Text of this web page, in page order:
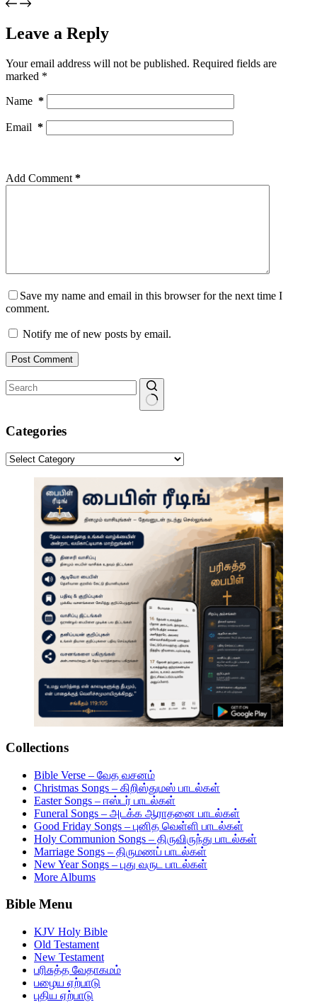
Leave a Reply
Your email address will not be published. Required fields are
marked *
Name *
Email *
Add Comment *
Save my name and email in this browser for the next time I
comment.
Notify me of new posts by email.
Post Comment
results
Categories
Categories
Collections
Bible Verse – வேத வசனம்
Christmas Songs – கிறிஸ்துமஸ் பாடல்கள்
Easter Songs – ஈஸ்டர் பாடல்கள்
Funeral Songs – அடக்க ஆராதனை பாடல்கள்
Good Friday Songs – புனித வெள்ளி பாடல்கள்
Holy Communion Songs – திருவிருந்து பாடல்கள்
Marriage Songs – திருமணப் பாடல்கள்
New Year Songs – புது வருட பாடல்கள்
More Albums
Bible Menu
KJV Holy Bible
Old Testament
New Testament
பரிசுத்த வேதாகமம்
பழைய ஏற்பாடு
புதிய ஏற்பாடு